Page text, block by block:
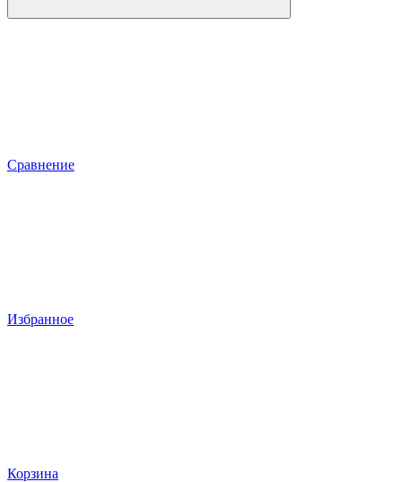
Сравнение
Избранное
Корзина